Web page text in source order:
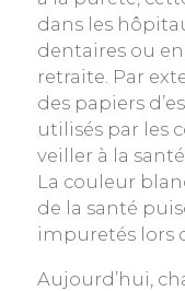
dans les
dentaires ou
retraite. Par
des papiers
utilisés par les
veiller à la
La couleur
de la santé
impuretés lors
Aujourd’hui,